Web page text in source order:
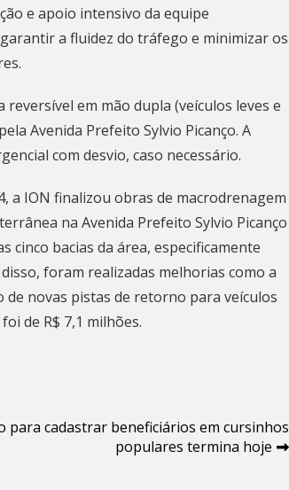
e apoio intensivo da equipe
a fluidez do tráfego e minimizar os
em mão dupla (veículos leves e
Avenida Prefeito Sylvio Picanço. A
com desvio, caso necessário.
a ION finalizou obras de macrodrenagem
na Avenida Prefeito Sylvio Picanço
cinco bacias da área, especificamente
foram realizadas melhorias como a
de novas pistas de retorno para veículos
de R$ 7,1 milhões.
para cadastrar beneficiários em cursinhos
populares termina hoje